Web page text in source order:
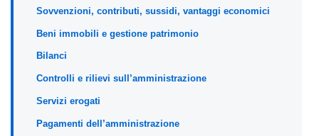
Sovvenzioni, contributi, sussidi, vantaggi economici
Beni immobili e gestione patrimonio
Bilanci
Controlli e rilievi sull’amministrazione
Servizi erogati
Pagamenti dell’amministrazione